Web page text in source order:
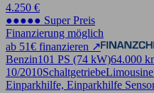
4.250 €
●●●●● Super Preis
Finanzierung möglich
ab 51€ finanzieren ↗
Benzin101 PS (74 kW)64.000
10/2010SchaltgetriebeLimousine
Einparkhilfe, Einparkhilfe